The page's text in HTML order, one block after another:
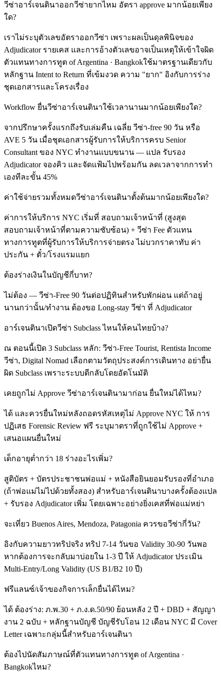
วีซ่าอาร์เจนตินาออกวีซ่ายากไหม อัตรา approve มากน้อยเพียง
ใด?
เราไม่ระบุตัวเลขอัตราออกวีซ่า เพราะผลเป็นดุลพินิจของ
Adjudicator รายเคส และการอ้างตัวเลขอาจเป็นเหตุให้เข้าใจผิด
ตัวแทนทางการทูต of Argentina · Bangkokใช้มาตรฐานเดียวกับ
หลักฐาน Intent to Return ที่เข้มงวด ความ "ยาก" อิงกับการร่าง
ชุดเอกสารและโครงเรื่อง
Workflow ยื่นวีซ่าอาร์เจนตินาใช้เวลานานมากน้อยเพียงใด?
จากปรึกษาครั้งแรกถึงรับเล่มคืน เฉลี่ย วีซ่า-free 90 วัน หรือ
AVE 5 วัน เมื่อชุดเอกสารผู้รับการให้บริการครบ Senior
Consultant ของ NYC ทำงานแบบขนาน — แปล รับรอง
Adjudicator จองคิว และจัดแฟ้มไปพร้อมกัน ลดเวลาจากการทำ
เองทีละขั้น 45%
ค่าใช้จ่ายรวมทั้งหมดวีซ่าอาร์เจนตินาตั้งต้นมากน้อยเพียงใด?
ค่าการให้บริการ NYC เริ่มที่ สอบถามเจ้าหน้าที่ (สูงสุด
สอบถามเจ้าหน้าที่ตามความซับซ้อน) + วีซ่า Fee ตัวแทน
ทางการทูตที่ผู้รับการให้บริการจ่ายตรง ไม่บวกราคาทับ ค่า
ประกัน + ตั๋ว/โรงแรมแยก
ต้องร่างเงินในบัญชีกี่บาท?
ไม่ต้อง — วีซ่า-Free 90 วันต่อปฏิทินสำหรับพักผ่อน แต่ถ้าอยู่
นานกว่านั้น/ทำงาน ต้องขอ Long-stay วีซ่า ที่ Adjudicator
อาร์เจนตินาเปิดวีซ่า Subclass ไหนให้คนไทยบ้าง?
ณ ตอนนี้เปิด 3 Subclass หลัก: วีซ่า-Free Tourist, Rentista Income
วีซ่า, Digital Nomad เลือกตามวัตถุประสงค์การเดินทาง อย่ายื่น
ผิด Subclass เพราะระบบตีกลับโดยอัตโนมัติ
เคยถูกไม่ Approve วีซ่าอาร์เจนตินามาก่อน ยื่นใหม่ได้ไหม?
ได้ และควรยื่นใหม่หลังถอดรหัสเหตุไม่ Approve NYC ให้ การ
ปฏิเสธ Forensic Review ฟรี ระบุมาตราที่ถูกใช้ไม่ Approve +
เสนอแผนยื่นใหม่
เด็กอายุต่ำกว่า 18 ร่างอะไรเพิ่ม?
สูติบัตร + บัตรประชาชนพ่อแม่ + หนังสือยินยอมรับรองที่อำเภอ
(ถ้าพ่อแม่ไม่ไปด้วยทั้งสอง) สำหรับอาร์เจนตินาบางครั้งต้องแปล
+ รับรอง Adjudicator เพิ่ม โดยเฉพาะอย่างยิ่งเคสที่พ่อแม่หย่า
จะเที่ยว Buenos Aires, Mendoza, Patagonia ควรขอวีซ่ากี่วัน?
อิงกับความยาวทริปจริง ทริป 7-14 วันขอ Validity 30-90 วันพอ
หากต้องการจะกลับมาบ่อยใน 1-3 ปี ให้ Adjudicator ประเมิน
Multi-Entry/Long Validity (US B1/B2 10 ปี)
ฟรีแลนซ์/เจ้าของกิจการเล็กยื่นได้ไหม?
ได้ ต้องร่าง: ภ.พ.30 + ภ.ง.ด.50/90 ย้อนหลัง 2 ปี + DBD + สัญญา
งาน 2 ฉบับ + หลักฐานบัญชี บัญชีรับโอน 12 เดือน NYC มี Cover
Letter เฉพาะกลุ่มนี้สำหรับอาร์เจนตินา
ต้องไปนัดสัมภาษณ์ที่ตัวแทนทางการทูต of Argentina ·
Bangkokไหม?